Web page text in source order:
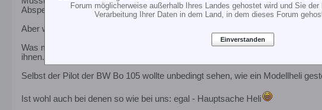
Absperrung liefen etc. und dazu noch der bockige Wind.
Aber war insofern geil, daß ich einen eigenen Flugkorridor hatte. Das hiess
Was mich besonders beeindruckt hat war das ich unter den ganzen
ihnen. Man gehörte einfach dazu.
Selbst der Pilot der BW Bo 105 wollte unbedingt sehen, wie ein Modellheli
Ist wohl auch bei denen so wie bei uns: egal - Hauptsache Heli
Forum möglicherweise außerhalb Ihres Landes gehostet wird und Sie
Verarbeitung Ihrer Daten in dem Land, in dem dieses Forum
Einverstanden